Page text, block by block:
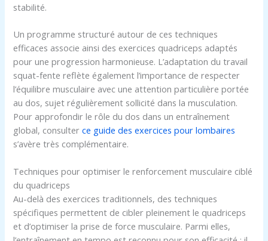
stabilité.
Un programme structuré autour de ces techniques
efficaces associe ainsi des exercices quadriceps adaptés
pour une progression harmonieuse. L’adaptation du travail
squat-fente reflète également l’importance de respecter
l’équilibre musculaire avec une attention particulière portée
au dos, sujet régulièrement sollicité dans la musculation.
Pour approfondir le rôle du dos dans un entraînement
global, consulterce guide des exercices pour lombaires
s’avère très complémentaire.
Techniques pour optimiser le renforcement musculaire ciblé
du quadriceps
Au-delà des exercices traditionnels, des techniques
spécifiques permettent de cibler pleinement le quadriceps
et d’optimiser la prise de force musculaire. Parmi elles,